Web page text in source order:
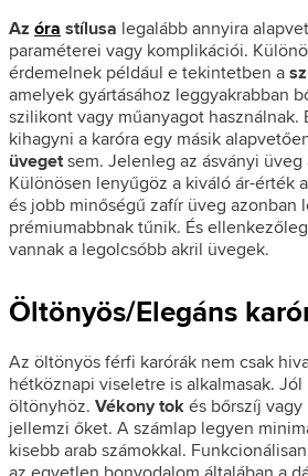
Az óra stílusa legalább annyira
paraméterei vagy komplikációi.
érdemelnek például e tekintetben a
amelyek gyártásához leggyakrabban
szilikont vagy műanyagot használnak.
kihagyni a karóra egy másik
üvegetsem. Jelenleg az ásványi
Különösen lenyűgöz a kiváló ár-érték
és jobb minőségű zafír üveg azonban
prémiumabbnak tűnik. És
vannak a legolcsóbb akril üvegek.
Öltönyös/Elegáns
Az öltönyös férfi karórák nem csak
hétköznapi viseletre is alkalmasak.
öltönyhöz. Vékony tokés bőrszíj
jellemzi őket. A számlap legyen
kisebb arab számokkal.